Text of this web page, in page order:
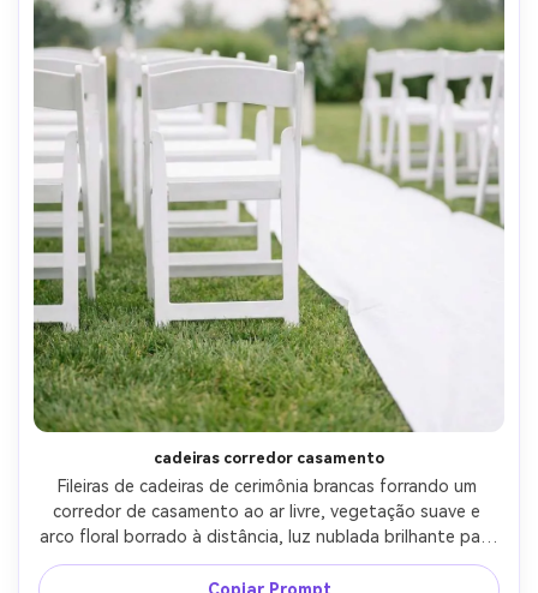
cadeiras corredor casamento
Fileiras de cadeiras de cerimônia brancas forrando um
corredor de casamento ao ar livre, vegetação suave e
arco floral borrado à distância, luz nublada brilhante para
brancos limpos, disparado em Canon R5, 70mm, f/3.5,
estilo romântico arejado, fotorealista, composição limpa